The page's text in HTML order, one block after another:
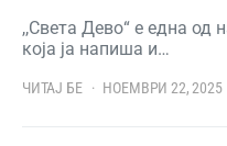
,,Света Дево“ е една од
која ја напиша и…
ЧИТАЈ БЕ НОЕМВРИ 22, 2025